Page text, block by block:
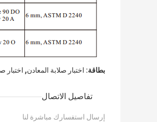
بطاقة: اختبار صلابة المعادن, اختبار
تفاصيل الاتصال
إرسال استفسارك مباشرة لنا